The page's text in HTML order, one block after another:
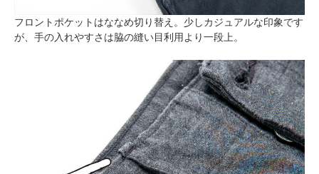
フロントポケットはななめ切り替え。少しカジュアルな印象です
が、手の入れやすさは脇の縫い目利用より一段上。